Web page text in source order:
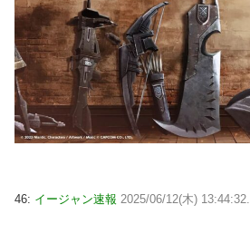
46: イージャン速報 2025/06/12(木)